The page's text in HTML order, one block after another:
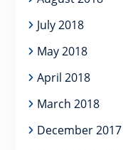
July 2018
May 2018
April 2018
March 2018
December 2017